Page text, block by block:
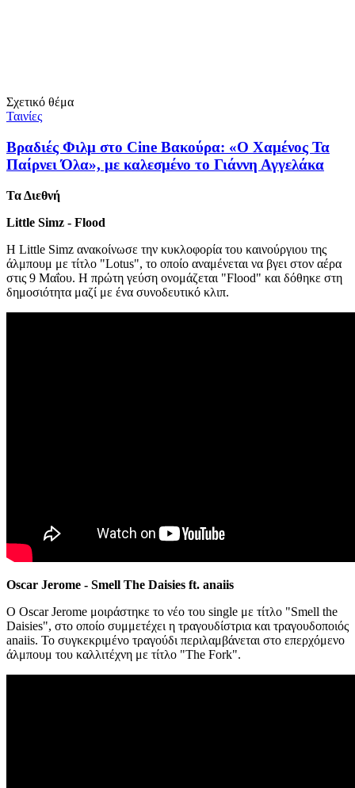
Σχετικό θέμα
Ταινίες
Βραδιές Φιλμ στο Cine Bακούρα: «Ο Χαμένος Τα
Παίρνει Όλα», με καλεσμένο το Γιάννη Αγγελάκα
Τα Διεθνή
Little Simz - Flood
Η Little Simz ανακοίνωσε την κυκλοφορία του καινούργιου της
άλμπουμ με τίτλο "Lotus", το οποίο αναμένεται να βγει στον αέρα
στις 9 Μαΐου. Η πρώτη γεύση ονομάζεται "Flood" και δόθηκε στη
δημοσιότητα μαζί με ένα συνοδευτικό κλιπ.
Oscar Jerome - Smell The Daisies ft. anaiis
Ο Oscar Jerome μοιράστηκε το νέο του single με τίτλο "Smell the
Daisies", στο οποίο συμμετέχει η τραγουδίστρια και τραγουδοποιός
anaiis. Το συγκεκριμένο τραγούδι περιλαμβάνεται στο επερχόμενο
άλμπουμ του καλλιτέχνη με τίτλο "The Fork".